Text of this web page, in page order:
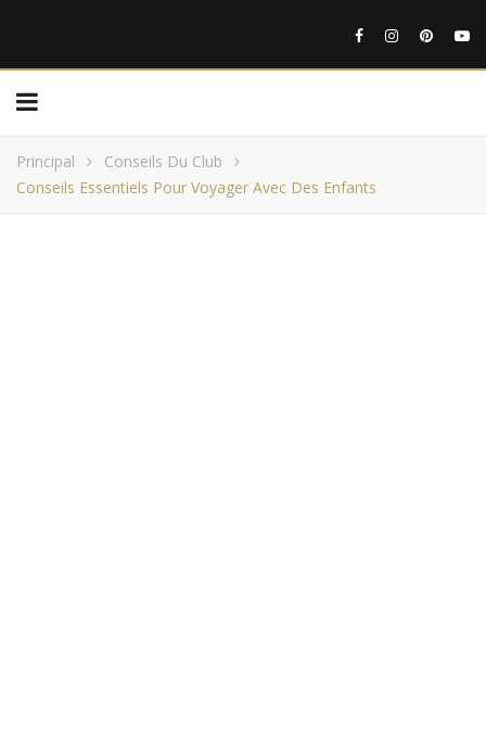
Principal
Conseils Du Club
Conseils Essentiels Pour Voyager Avec Des Enfants